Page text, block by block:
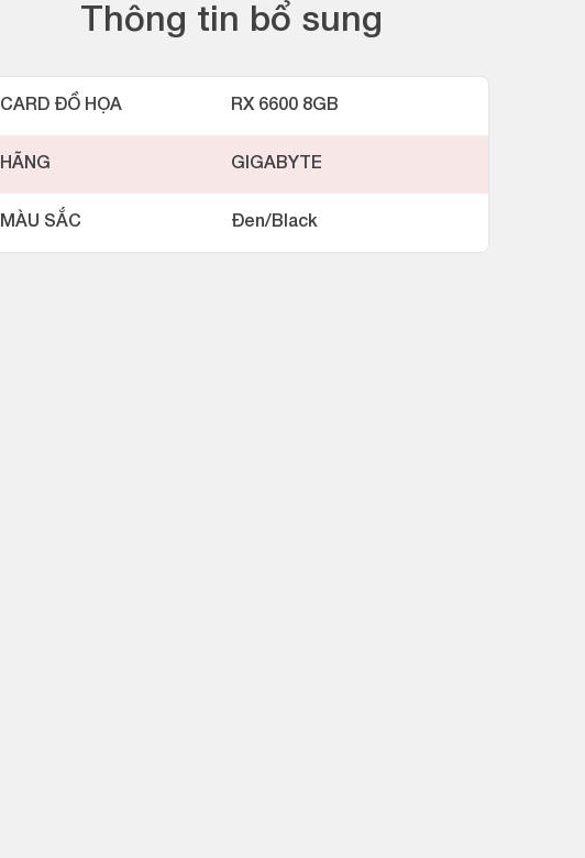
Thông tin bổ sung
CARD ĐỒ HỌA RX 6600 8GB
HÃNG GIGABYTE
MÀU SẮC Đen/Black